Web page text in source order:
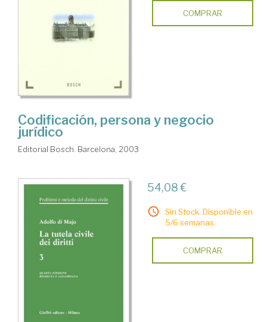
COMPRAR
Codificación, persona y negocio
jurídico
Editorial Bosch. Barcelona, 2003
54,08 €
Sin Stock. Disponible en
5/6 semanas.
COMPRAR